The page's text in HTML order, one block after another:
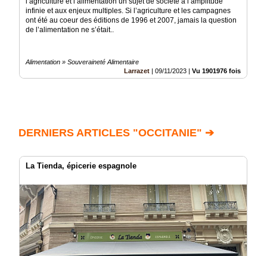
infinie et aux enjeux multiples. Si l’agriculture et les campagnes
ont été au coeur des éditions de 1996 et 2007, jamais la question
de l’alimentation ne s’était..
Alimentation » Souveraineté Alimentaire
Larrazet | 09/11/2023 | Vu 1901976 fois
DERNIERS ARTICLES "OCCITANIE" ➔
La Tienda, épicerie espagnole